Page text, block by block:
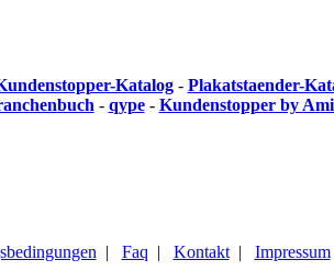
Katalog- Plakatstaender-
- qype- Kundenstopper by
| Faq | Kontakt| Impressum